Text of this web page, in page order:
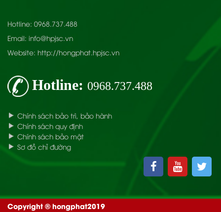
Hotline: 0968.737.488
Email: info@hpjsc.vn
Website: http://hongphat.hpjsc.vn
Hotline: 0968.737.488
Chính sách bảo trì, bảo hành
Chính sách quy định
Chính sách bảo mật
Sơ đồ chỉ đường
Copyright © hongphat2019